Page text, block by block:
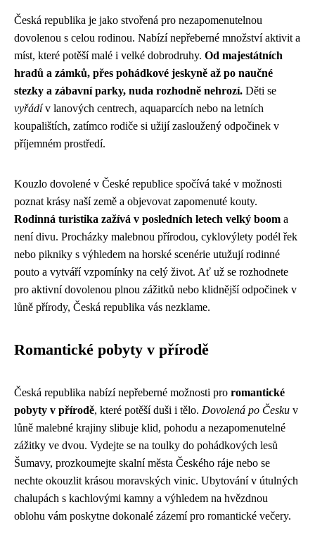
Česká republika je jako stvořená pro nezapomenutelnou
dovolenou s celou rodinou. Nabízí nepřeberné množství aktivit a
míst, které potěší malé i velké dobrodruhy. Od majestátních
hradů a zámků, přes pohádkové jeskyně až po naučné
stezky a zábavní parky, nuda rozhodně nehrozí. Děti se
vyřádív lanových centrech, aquaparcích nebo na letních
koupalištích, zatímco rodiče si užijí zasloužený odpočinek v
příjemném prostředí.
Kouzlo dovolené v České republice spočívá také v možnosti
poznat krásy naší země a objevovat zapomenuté kouty.
Rodinná turistika zažívá v posledních letech velký boom a
není divu. Procházky malebnou přírodou, cyklovýlety podél řek
nebo pikniky s výhledem na horské scenérie utužují rodinné
pouto a vytváří vzpomínky na celý život. Ať už se rozhodnete
pro aktivní dovolenou plnou zážitků nebo klidnější odpočinek v
lůně přírody, Česká republika vás nezklame.
Romantické pobyty v přírodě
Česká republika nabízí nepřeberné možnosti pro romantické
pobyty v přírodě, které potěší duši i tělo. Dovolená po Česku v
lůně malebné krajiny slibuje klid, pohodu a nezapomenutelné
zážitky ve dvou. Vydejte se na toulky do pohádkových lesů
Šumavy, prozkoumejte skalní města Českého ráje nebo se
nechte okouzlit krásou moravských vinic. Ubytování v útulných
chalupách s kachlovými kamny a výhledem na hvězdnou
oblohu vám poskytne dokonalé zázemí pro romantické večery.